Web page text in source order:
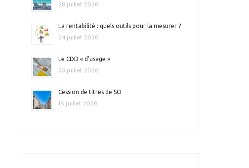
28 juillet 2026
La rentabilité : quels outils pour la mesurer ?
24 juillet 2026
Le CDD « d’usage »
23 juillet 2026
Cession de titres de SCI
16 juillet 2026